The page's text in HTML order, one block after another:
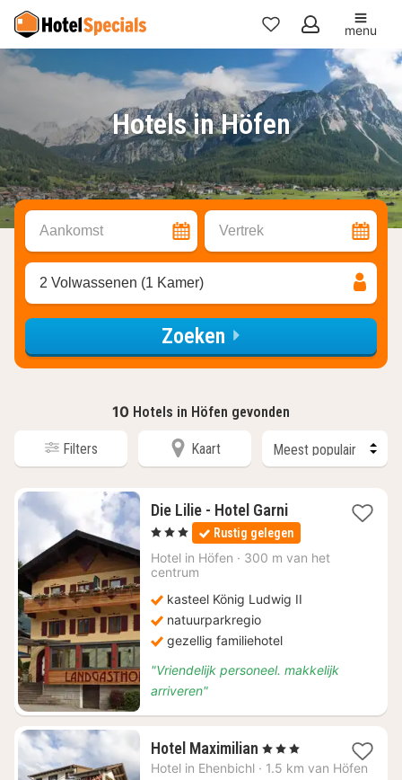
Mijn
favorieten
menu
Hotels in Höfen
Aankomst Vertrek
2 Volwassenen (1 Kamer)
Zoeken
10 Hotels in Höfen gevonden
Filters Kaart
Die Lilie - Hotel Garni1
nacht
vanaf
€
, 3 Sterren Rustig gelegen
Hotel in Höfen · 300 m van het
centrum
kasteel König Ludwig II
natuurparkregio
gezellig familiehotel
"Vriendelijk personeel. makkelijk
arriveren"
Hotel Maximilian 1
nacht
, 3 Sterren
Hotel in Ehenbichl · 1.5 km van Höfen